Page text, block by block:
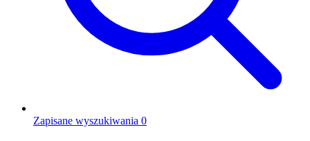
Zapisane wyszukiwania 0